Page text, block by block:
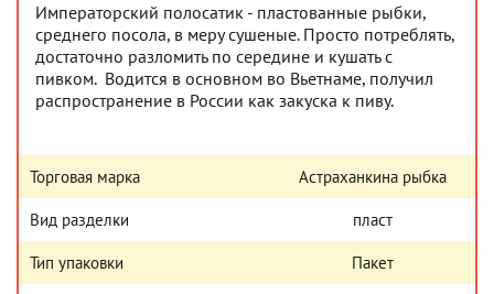
Императорский полосатик - пластованные рыбки,
среднего посола, в меру сушеные. Просто потреблять,
достаточно разломить по середине и кушать с
пивком. Водится в основном во Вьетнаме, получил
распространение в России как закуска к пиву.
Торговая марка Астраханкина рыбка
Вид разделки пласт
Тип упаковки Пакет